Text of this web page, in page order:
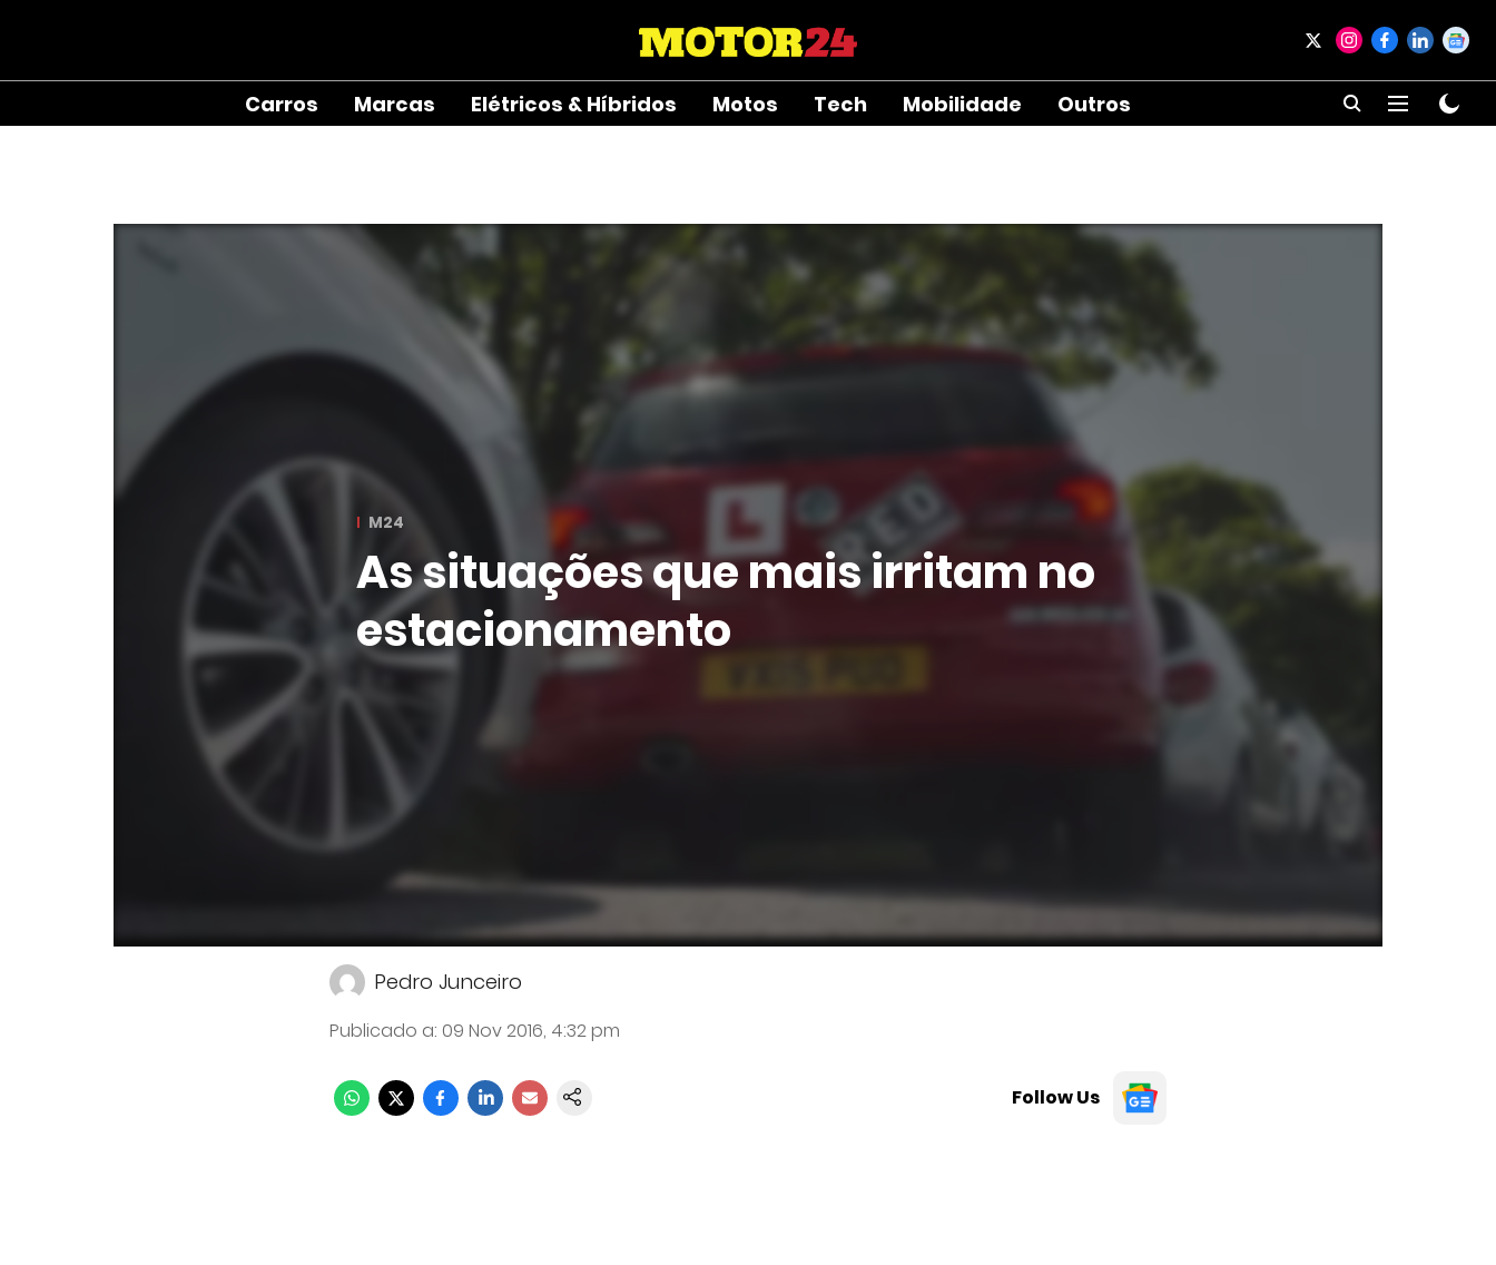
Carros Marcas Elétricos & Híbridos Motos Tech Mobilidade Outros
M24
As situações que mais irritam no
estacionamento
Pedro Junceiro
Publicado a: 09 Nov 2016, 4:32 pm
Follow Us